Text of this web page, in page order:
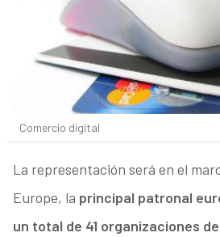
Comercio digital
La representación será en el
Europe, la principal patronal
un total de 41 organizaciones